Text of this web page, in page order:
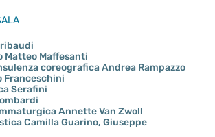
Matteo Maffesanti
coreografica Andrea Rampazzo
Franceschini
Serafini
Annette Van Zwoll
Camilla Guarino, Giuseppe